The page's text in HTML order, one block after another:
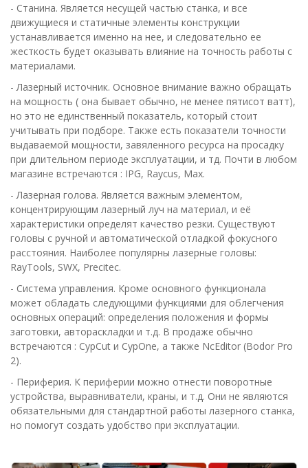
- Станина. Является несущей частью станка, и все
движущиеся и статичные элементы конструкции
устанавливается именно на нее, и следовательно ее
жесткость будет оказывать влияние на точность работы с
материалами.
- Лазерный источник. Основное внимание важно обращать
на мощность ( она бывает обычно, не менее пятисот ватт),
но это не единственный показатель, который стоит
учитывать при подборе. Также есть показатели точности
выдаваемой мощности, завяленного ресурса на просадку
при длительном периоде эксплуатации, и тд. Почти в любом
магазине встречаются : IPG, Raycus, Max.
- Лазерная голова. Является важным элементом,
концентрирующим лазерный луч на материал, и её
характеристики определят качество резки. Существуют
головы с ручной и автоматической отладкой фокусного
расстояния. Наиболее популярны лазерные головы:
RayTools, SWX, Precitec.
- Система управления. Кроме основного функционала
может обладать следующими функциями для облегчения
основных операций: определения положения и формы
заготовки, автораскладки и т.д. В продаже обычно
встречаются : CypCut и CypOne, а также NcEditor (Bodor Pro
2).
- Периферия. К периферии можно отнести поворотные
устройства, выравниватели, краны, и т.д. Они не являются
обязательными для стандартной работы лазерного станка,
но помогут создать удобство при эксплуатации.